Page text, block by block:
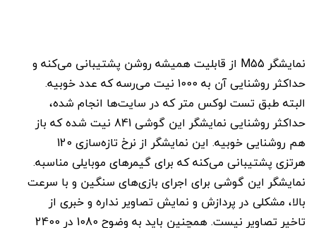
نمایشگر M55 از قابلیت همیشه روشن پشتیبانی می‌کنه و
حداکثر روشنایی آن به 1000 نیت می‌رسه که عدد خوبیه.
البته طبق تست لوکس متر که در سایت‌ها انجام شده،
حداکثر روشنایی نمایشگر این گوشی 841 نیت شده که باز
هم روشنایی خوبیه. این نمایشگر از نرخ تازه‌سازی 120
هرتزی پشتیبانی می‌کنه که برای گیمرهای موبایلی مناسبه.
نمایشگر این گوشی برای اجرای بازی‌های سنگین و با سرعت
بالا، مشکلی در پردازش و نمایش تصاویر نداره و خبری از
تاخیر تصاویر نیست. همچنین باید به وضوح 1080 در 2400